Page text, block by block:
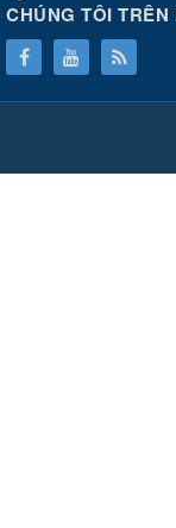
CHÚNG TÔI